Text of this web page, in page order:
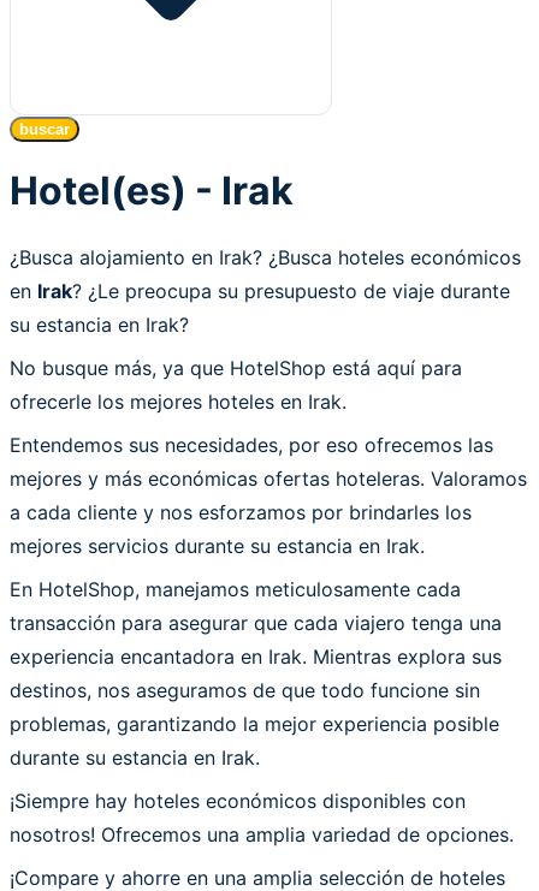
buscar
Hotel(es) - Irak
¿Busca alojamiento en Irak? ¿Busca hoteles económicos
en Irak? ¿Le preocupa su presupuesto de viaje durante
su estancia en Irak?
No busque más, ya que HotelShop está aquí para
ofrecerle los mejores hoteles en Irak.
Entendemos sus necesidades, por eso ofrecemos las
mejores y más económicas ofertas hoteleras. Valoramos
a cada cliente y nos esforzamos por brindarles los
mejores servicios durante su estancia en Irak.
En HotelShop, manejamos meticulosamente cada
transacción para asegurar que cada viajero tenga una
experiencia encantadora en Irak. Mientras explora sus
destinos, nos aseguramos de que todo funcione sin
problemas, garantizando la mejor experiencia posible
durante su estancia en Irak.
¡Siempre hay hoteles económicos disponibles con
nosotros! Ofrecemos una amplia variedad de opciones.
¡Compare y ahorre en una amplia selección de hoteles